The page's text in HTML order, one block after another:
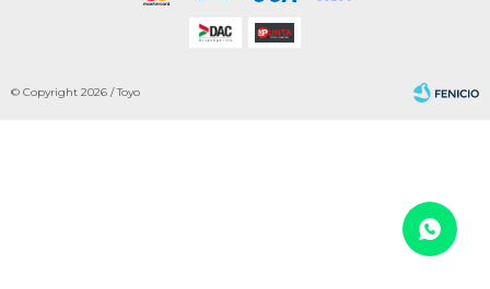
© Copyright 2026 / Toyo
Fenicio